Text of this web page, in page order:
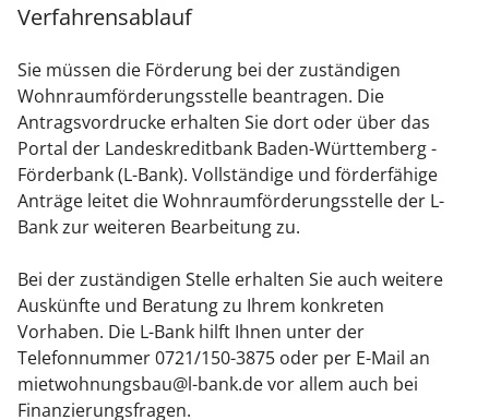
Verfahrensablauf
Sie müssen die Förderung bei der zuständigen
Wohnraumförderungsstelle beantragen. Die
Antragsvordrucke erhalten Sie dort oder über das
Portal der Landeskreditbank Baden-Württemberg -
Förderbank (L-Bank). Vollständige und förderfähige
Anträge leitet die Wohnraumförderungsstelle der L-
Bank zur weiteren Bearbeitung zu.
Bei der zuständigen Stelle erhalten Sie auch weitere
Auskünfte und Beratung zu Ihrem konkreten
Vorhaben. Die L-Bank hilft Ihnen unter der
Telefonnummer 0721/150-3875 oder per E-Mail an
mietwohnungsbau@l-bank.de vor allem auch bei
Finanzierungsfragen.